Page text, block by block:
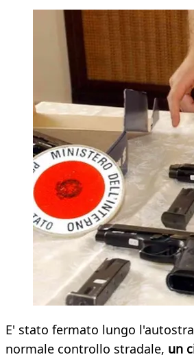
E' stato fermato lungo
normale controllo stradale, un